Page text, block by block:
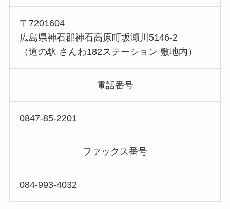
〒7201604
広島県神石郡神石高原町坂瀬川5146-2
（道の駅 さんわ182ステーション 敷地内）
電話番号
0847-85-2201
ファックス番号
084-993-4032